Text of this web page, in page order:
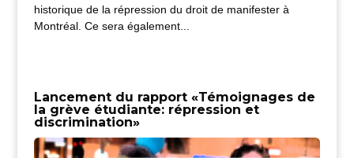
historique de la répression du droit de manifester à
Montréal. Ce sera également...
Lancement du rapport «Témoignages de
la grève étudiante: répression et
discrimination»